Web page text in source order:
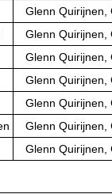
Glenn Quirijnen,
Glenn Quirijnen,
Glenn Quirijnen,
Glenn Quirijnen,
Glenn Quirijnen,
Glenn Quirijnen,
Glenn Quirijnen,